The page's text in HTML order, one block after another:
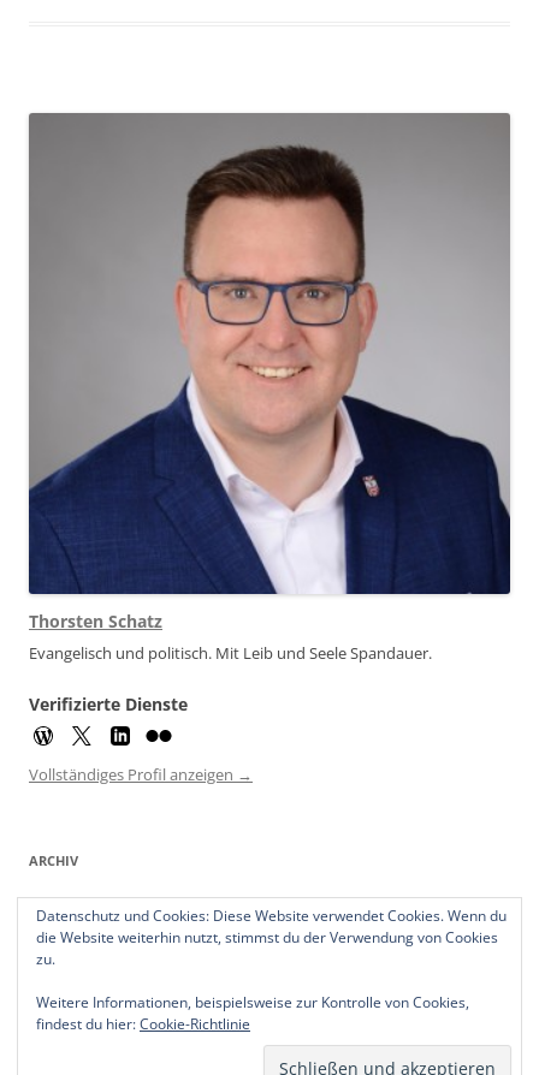
Thorsten Schatz
Evangelisch und politisch. Mit Leib und Seele Spandauer.
Verifizierte Dienste
Vollständiges Profil anzeigen →
ARCHIV
Archiv
Datenschutz und Cookies: Diese Website verwendet Cookies. Wenn du
die Website weiterhin nutzt, stimmst du der Verwendung von Cookies
zu.
Weitere Informationen, beispielsweise zur Kontrolle von Cookies,
findest du hier:Cookie-Richtlinie